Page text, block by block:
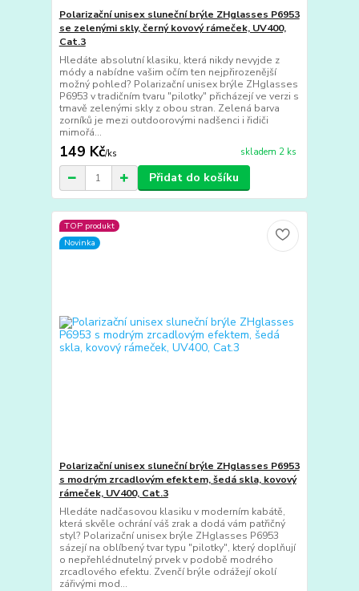
Polarizační unisex sluneční brýle ZHglasses P6953
se zelenými skly, černý kovový rámeček, UV400,
Cat.3
Hledáte absolutní klasiku, která nikdy nevyjde z
módy a nabídne vašim očím ten nejpřirozenější
možný pohled? Polarizační unisex brýle ZHglasses
P6953 v tradičním tvaru "pilotky" přicházejí ve verzi s
tmavě zelenými skly z obou stran. Zelená barva
zorníků je mezi outdoorovými nadšenci i řidiči
mimořá...
149 Kč/ks skladem 2 ks
Přidat do košíku
TOP produkt
Novinka
Polarizační unisex sluneční brýle ZHglasses P6953
s modrým zrcadlovým efektem, šedá skla, kovový
rámeček, UV400, Cat.3
Hledáte nadčasovou klasiku v moderním kabátě,
která skvěle ochrání váš zrak a dodá vám patřičný
styl? Polarizační unisex brýle ZHglasses P6953
sázejí na oblíbený tvar typu "pilotky", který doplňují
o nepřehlédnutelný prvek v podobě modrého
zrcadlového efektu. Zvenčí brýle odrážejí okolí
zářivými mod...